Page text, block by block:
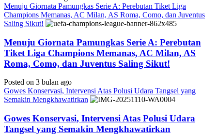
Menuju Giornata Pamungkas Serie A: Perebutan Tiket Liga
Champions Memanas, AC Milan, AS Roma, Como, dan Juventus
Saling Sikut!
Menuju Giornata Pamungkas Serie A: Perebutan
Tiket Liga Champions Memanas, AC Milan, AS
Roma, Como, dan Juventus Saling Sikut!
Posted on 3 bulan ago
Gowes Konservasi, Intervensi Atas Polusi Udara Tangsel yang
Semakin Mengkhawatirkan
Gowes Konservasi, Intervensi Atas Polusi Udara
Tangsel yang Semakin Mengkhawatirkan